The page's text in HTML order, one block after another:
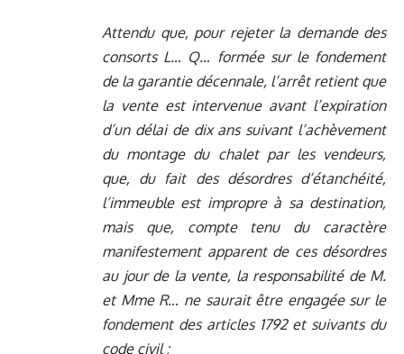
Attendu que, pour rejeter la demande des
consorts L… Q… formée sur le fondement
de la garantie décennale, l’arrêt retient que
la vente est intervenue avant l’expiration
d’un délai de dix ans suivant l’achèvement
du montage du chalet par les vendeurs,
que, du fait des désordres d’étanchéité,
l’immeuble est impropre à sa destination,
mais que, compte tenu du caractère
manifestement apparent de ces désordres
au jour de la vente, la responsabilité de M.
et Mme R… ne saurait être engagée sur le
fondement des articles 1792 et suivants du
code civil ;